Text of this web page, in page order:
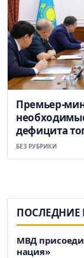
Премьер-
дефицита
БЕЗ РУБРИКИ
ПОСЛЕДНИЕ
МВД
нация»